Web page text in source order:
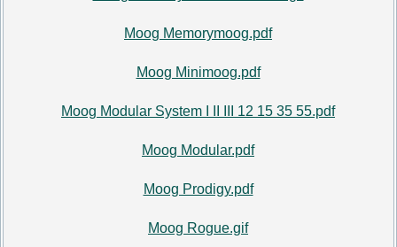
Moog Memorymoog.pdf
Moog Minimoog.pdf
Moog Modular System I II III 12 15 35 55.pdf
Moog Modular.pdf
Moog Prodigy.pdf
Moog Rogue.gif